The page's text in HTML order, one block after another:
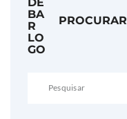
PROCURAR